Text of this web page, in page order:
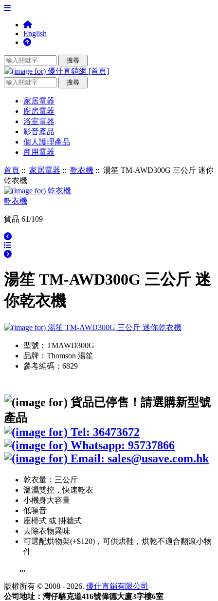
English
家居電器
廚房電器
浴室電器
影音產品
個人護理產品
商用電器
首頁 :: 家居電器 :: 乾衣機 :: 湯笙 TM-AWD300G 三公斤 迷你
乾衣機
乾衣機
貨品 61/109
湯笙 TM-AWD300G 三公斤 迷
你乾衣機
型號：TMAWD300G
品牌：Thomson 湯笙
參考編碼：6829
乾衣量：三公斤
溫濕雙控，快速乾衣
小機身大容量
低噪音
座檯式 或 掛牆式
去除衣物異味
可選配烘物架(+$120)，可供烘鞋，烘乾不適合翻滾小物
件
...
版權所有 © 2008 - 2026. 優仕直銷有限公司
公司地址：灣仔駱克道416號偉德大廈3字樓6室